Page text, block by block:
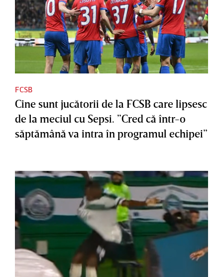
FCSB
Cine sunt jucătorii de la FCSB care lipsesc
de la meciul cu Sepsi. ”Cred că într-o
săptămână va intra în programul echipei”